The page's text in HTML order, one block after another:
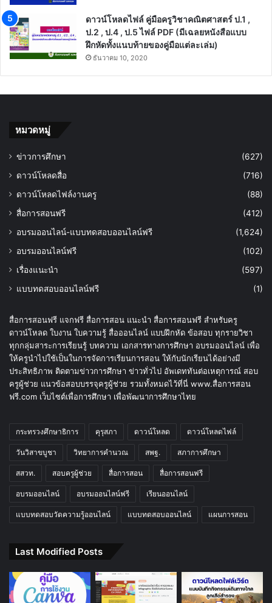
ดาวน์โหลดไฟล์ คู่มือครูวิชาคณิตศาสตร์ ป.1 ,
ป.2 , ป.4 , ป.5 ไฟล์ PDF (มีเฉลยหนังสือแบบ
ฝึกหัดทั้งแนบท้ายของคู่มือแต่ละเล่ม)
ธันวาคม 10, 2020
หมวดหมู่
ข่าวการศึกษา
(627)
ดาวน์โหลดสื่อ
(716)
ดาวน์โหลดไฟล์งานครู
(88)
สื่อการสอนฟรี
(412)
อบรมออนไลน์-แบบทดสอบออนไลน์ฟรี
(1,624)
อบรมออนไลน์ฟรี
(102)
เรื่องแนะนำ
(597)
แบบทดสอบออนไลน์ฟรี
(1)
สื่อการสอนฟรี แจกฟรี สื่อการสอน แนะนำ สื่อการสอนฟรี สำหรับครู
ดาวน์โหลด ใบงาน ใบความรู้ สื่อออนไลน์ แบบฝึกหัด ข้อสอบ ทุกรายวิชา
ทุกกลุ่มสาระการเรียนรู้ บทความ เอกสารทางการศึกษา อบรมออนไลน์ เพื่อ
ให้ครูนำไปใช้เป็นในการจัดการเรียนการสอน ให้กับนักเรียนได้อย่างมี
ประสิทธิภาพ ติดตามข่าวการศึกษา ข่าวทั่วไป อัพเดททันต่อเหตุการณ์ สอบ
ครูผู้ช่วย แนวข้อสอบบรรจุครูผู้ช่วย รวมทั้งหมดไว้ที่นี่ www.สื่อการสอน
ฟรี.com เว็บไซต์เพื่อการศึกษา เพื่อพัฒนาการศึกษาไทย
กระทรวงศึกษาธิการ คุรุสภา ดาวน์โหลด ดาวน์โหลดไฟล์
วันวิสาขบูชา วิทยาการคำนวณ สพฐ. สภาการศึกษา
สสวท. สอบครูผู้ช่วย สื่อการสอน สื่อการสอนฟรี
อบรมออนไลน์ อบรมออนไลน์ฟรี เรียนออนไลน์
แบบทดสอบวัดความรู้ออนไลน์ แบบทดสอบออนไลน์ แผนการสอน
Last Modified Posts